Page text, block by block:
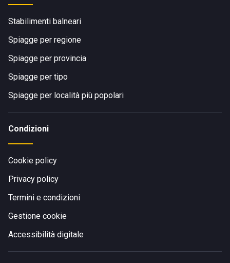
Stabilimenti balneari
Spiagge per regione
Spiagge per provincia
Spiagge per tipo
Spiagge per località più popolari
Condizioni
Cookie policy
Privacy policy
Termini e condizioni
Gestione cookie
Accessibilità digitale